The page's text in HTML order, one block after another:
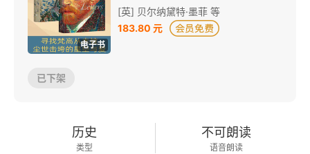
电子书
[英] 贝尔纳黛特·墨菲 等
183.80 元
已下架
历史
类型
不可朗读
语音朗读